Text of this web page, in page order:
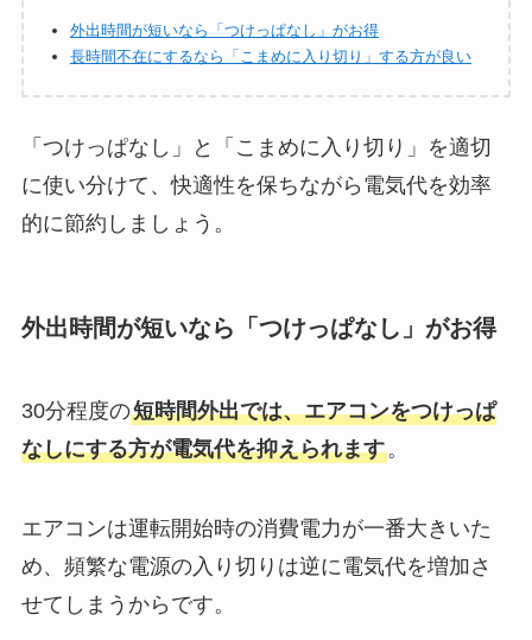
外出時間が短いなら「つけっぱなし」がお得
長時間不在にするなら「こまめに入り切り」する方が良い
「つけっぱなし」と「こまめに入り切り」を適切
に使い分けて、快適性を保ちながら電気代を効率
的に節約しましょう。
外出時間が短いなら「つけっぱなし」がお得
30分程度の短時間外出では、エアコンをつけっぱ
なしにする方が電気代を抑えられます。
エアコンは運転開始時の消費電力が一番大きいた
め、頻繁な電源の入り切りは逆に電気代を増加さ
せてしまうからです。